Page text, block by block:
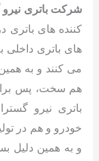
شرکت باتری
کننده های باتری
های باتری
می کنند و به
هم سخت، پس برای
باتری نیرو
خودرو و هم در
و به همین دلیل